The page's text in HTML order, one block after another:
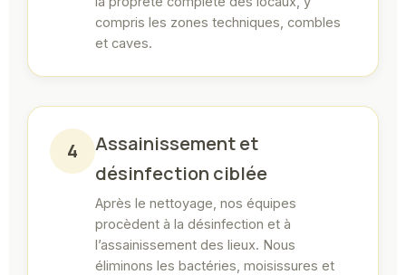
compris les zones techniques, combles
et caves.
4
Assainissement et
désinfection ciblée
Après le nettoyage, nos équipes
procèdent à la désinfection et à
l’assainissement des lieux. Nous
éliminons les bactéries, moisissures et